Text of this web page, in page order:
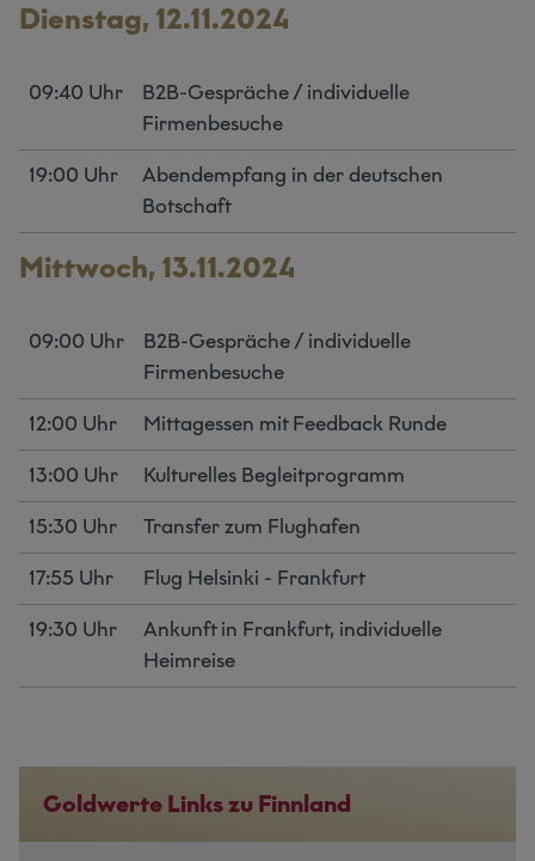
Dienstag, 12.11.2024
09:40 Uhr
B2B-Gespräche / individuelle
Firmenbesuche
19:00 Uhr
Abendempfang in der deutschen
Botschaft
Mittwoch, 13.11.2024
09:00 Uhr
B2B-Gespräche / individuelle
Firmenbesuche
12:00 Uhr Mittagessen mit Feedback Runde
13:00 Uhr Kulturelles Begleitprogramm
15:30 Uhr Transfer zum Flughafen
17:55 Uhr Flug Helsinki - Frankfurt
19:30 Uhr
Ankunft in Frankfurt, individuelle
Heimreise
Goldwerte Links zu Finnland